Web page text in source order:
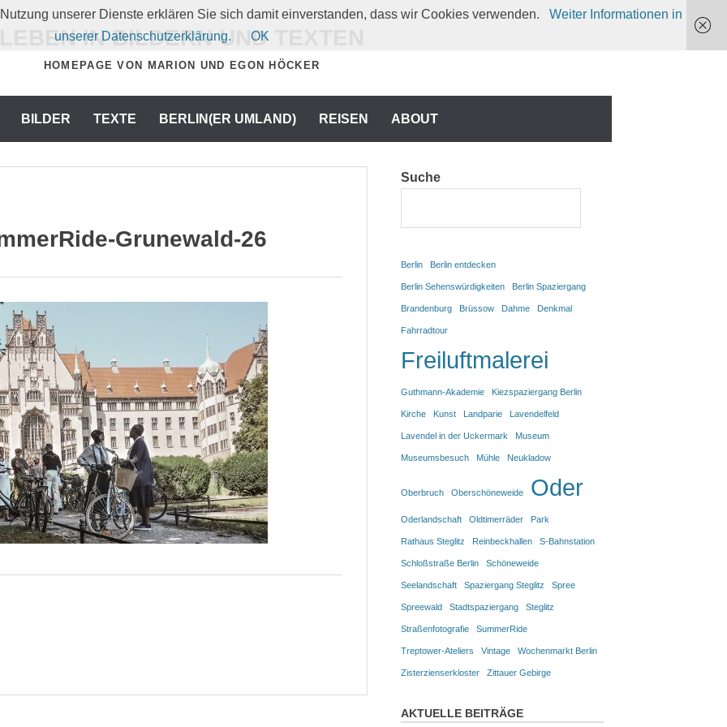
LEBEN IN BILDERN UND TEXTEN
HOMEPAGE VON MARION UND EGON HÖCKER
BILDER TEXTE BERLIN(ER UMLAND) REISEN ABOUT
Grunewald-26
Suche
Berlin Berlin entdecken
Berlin Sehenswürdigkeiten Berlin Spaziergang
Brandenburg Brüssow Dahme Denkmal
Fahrradtour
Freiluftmalerei
Guthmann-Akademie Kiezspaziergang Berlin
Kirche Kunst Landparie Lavendelfeld
Lavendel in der Uckermark Museum
Museumsbesuch Mühle Neukladow
Oberbruch Oberschöneweide Oder
Oderlandschaft Oldtimerräder Park
Rathaus Steglitz Reinbeckhallen S-Bahnstation
Schloßstraße Berlin Schöneweide
Seelandschaft Spaziergang Steglitz Spree
Spreewald Stadtspaziergang Steglitz
Straßenfotografie SummerRide
Treptower-Ateliers Vintage Wochenmarkt Berlin
Zisterzienserkloster Zittauer Gebirge
AKTUELLE BEITRÄGE
unserer Dienste erklären Sie sich damit einverstanden, dass wir Cookies verwenden.
Weiter Informationen in
unserer Datenschutzerklärung.
OK